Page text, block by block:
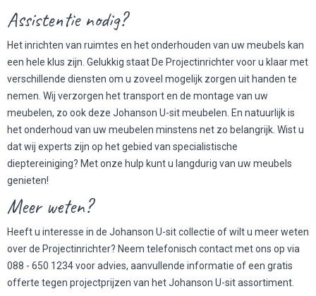
Assistentie nodig?
Het inrichten van ruimtes en het onderhouden van uw meubels kan
een hele klus zijn. Gelukkig staat De Projectinrichter voor u klaar met
verschillende diensten om u zoveel mogelijk zorgen uit handen te
nemen. Wij verzorgen het transport en de montage van uw
meubelen, zo ook deze Johanson U-sit meubelen. En natuurlijk is
het onderhoud van uw meubelen minstens net zo belangrijk. Wist u
dat wij experts zijn op het gebied van specialistische
dieptereiniging? Met onze hulp kunt u langdurig van uw meubels
genieten!
Meer weten?
Heeft u interesse in de Johanson U-sit collectie of wilt u meer weten
over de Projectinrichter? Neem telefonisch contact met ons op via
088 - 650 1234 voor advies, aanvullende informatie of een gratis
offerte tegen projectprijzen van het Johanson U-sit assortiment.